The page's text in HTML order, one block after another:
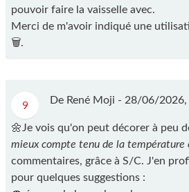
pouvoir faire la vaisselle avec.
Merci de m'avoir indiqué une
🗑️.
9 De René Moji - 28/06/2026,
🌼Je vois qu'on peut décorer à peu
mieux compte tenu de la température
commentaires, grâce à S/C. J'en
pour quelques suggestions :